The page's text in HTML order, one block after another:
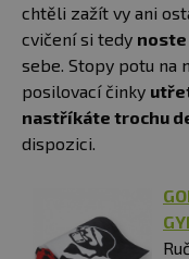
chtěli zažít vy ani
cvičení si tedy
sebe. Stopy potu na
posilovací činky
nastříkáte trochu
dispozici.